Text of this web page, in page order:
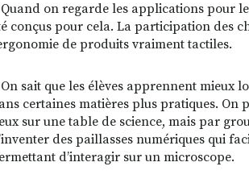
on regarde les applications pour
conçus pour cela. La participation des
de produits vraiment tactiles.
sait que les élèves apprennent mieux
certaines matières plus pratiques. On
sur une table de science, mais par
des paillasses numériques qui
d’interagir sur un microscope.